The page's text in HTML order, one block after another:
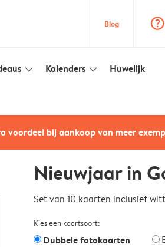
Blog question_mark_circle
slim_arrow_down Kalenders slim_arrow_down Huwelijk
voordeel bij aankoop van meer
Nieuwjaar in
Set van 10 kaarten inclusief
Kies een kaartsoort:
Dubbele fotokaarten